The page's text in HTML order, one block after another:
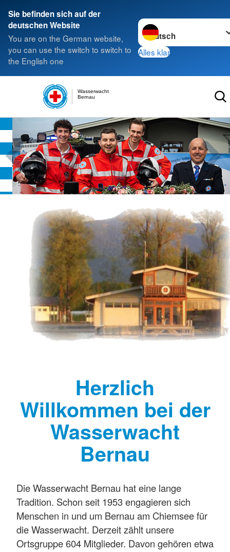
Sie befinden sich auf der
deutschen Website
You are on the German website,
you can use the switch to switch to
the English one
Sprache wechseln zu
Alles klar
Bernau
Wasserwacht
Herzlich
Willkommen bei der
Wasserwacht
Bernau
Die Wasserwacht Bernau hat eine lange
Tradition. Schon seit 1953 engagieren sich
Menschen in und um Bernau am Chiemsee für
die Wasserwacht. Derzeit zählt unsere
Ortsgruppe 604 Mitglieder. Davon gehören etwa